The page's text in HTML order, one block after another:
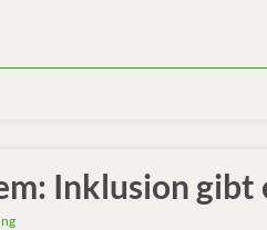
Inklusion